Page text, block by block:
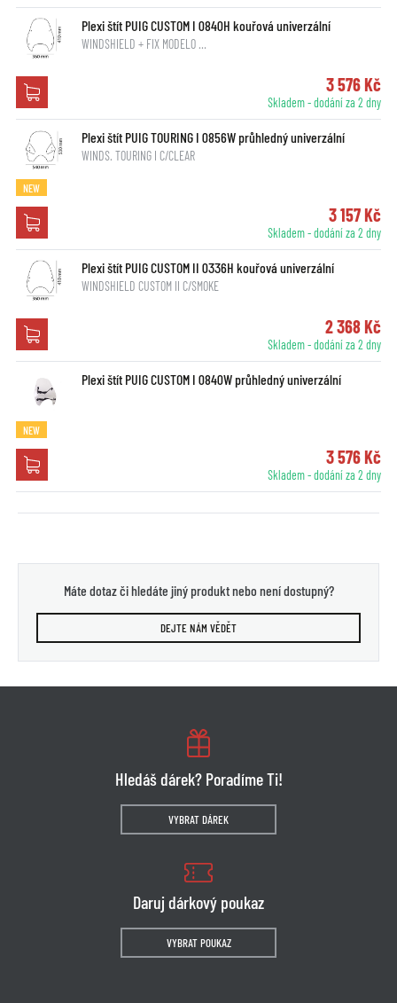
Plexi štít PUIG CUSTOM I 0840H kouřová univerzální
WINDSHIELD + FIX MODELO …
3 576 Kč
Skladem - dodání za 2 dny
Plexi štít PUIG TOURING I 0856W průhledný univerzální
WINDS. TOURING I C/CLEAR
NEW
3 157 Kč
Skladem - dodání za 2 dny
Plexi štít PUIG CUSTOM II 0336H kouřová univerzální
WINDSHIELD CUSTOM II C/SMOKE
2 368 Kč
Skladem - dodání za 2 dny
Plexi štít PUIG CUSTOM I 0840W průhledný univerzální
NEW
3 576 Kč
Skladem - dodání za 2 dny
Máte dotaz či hledáte jiný produkt nebo není dostupný?
DEJTE NÁM VĚDĚT
Hledáš dárek? Poradíme Ti!
VYBRAT DÁREK
Daruj dárkový poukaz
VYBRAT POUKAZ